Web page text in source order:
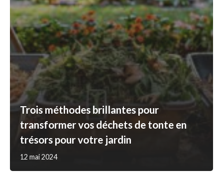
Trois méthodes brillantes pour
transformer vos déchets de tonte en
trésors pour votre jardin
12 mai 2024